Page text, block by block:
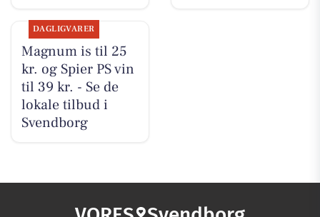
DAGLIGVARER
Magnum is til 25
kr. og Spier PS vin
til 39 kr. - Se de
lokale tilbud i
Svendborg